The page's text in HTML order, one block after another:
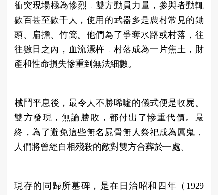
​衝突現場極為慘烈，雙方動員力量，參與者動輒
數百甚至數千人，使用的武器多是農村常見的鋤
頭、扁擔、竹篙。他們為了爭奪水路或村落，往
往數日之內，血流漂杵，村落成為一片焦土，財
產和性命損失慘重到無法細數。
​械鬥平息後，最令人不勝唏噓的儀式便是收屍。
雙方發現，無論勝敗，都付出了慘重代價。最
終，為了避免這些無名屍骨無人祭祀成為厲鬼，
人們將曾經自相殘殺的敵對雙方合葬於一處。
現存的同歸所墓碑，是在日治昭和四年（1929